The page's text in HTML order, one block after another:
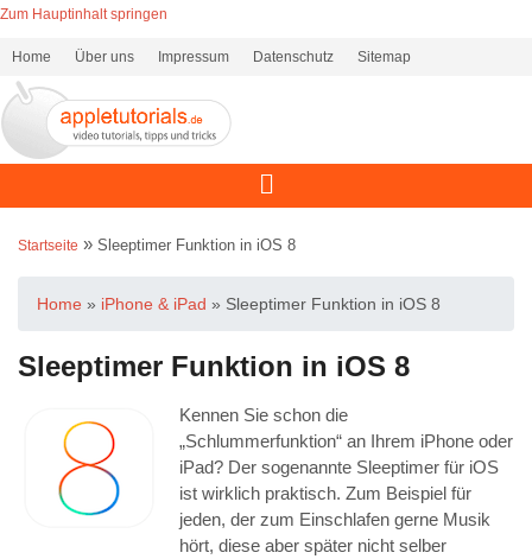
Zum Hauptinhalt springen
Home Über uns Impressum Datenschutz Sitemap
Startseite » Sleeptimer Funktion in iOS 8
Home » iPhone & iPad » Sleeptimer Funktion in iOS 8
Sleeptimer Funktion in iOS 8
Kennen Sie schon die
„Schlummerfunktion“ an Ihrem iPhone oder
iPad? Der sogenannte Sleeptimer für iOS
ist wirklich praktisch. Zum Beispiel für
jeden, der zum Einschlafen gerne Musik
hört, diese aber später nicht selber